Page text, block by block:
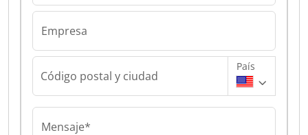
Empresa
Código postal y ciudad
País
Mensaje*